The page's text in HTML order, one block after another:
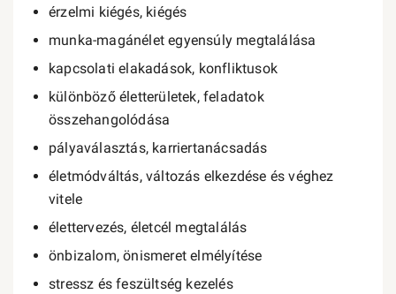
érzelmi kiégés, kiégés
munka-magánélet egyensúly megtalálása
kapcsolati elakadások, konfliktusok
különböző életterületek, feladatok
összehangolódása
pályaválasztás, karriertanácsadás
életmódváltás, változás elkezdése és véghez
vitele
élettervezés, életcél megtalálás
önbizalom, önismeret elmélyítése
stressz és feszültség kezelés